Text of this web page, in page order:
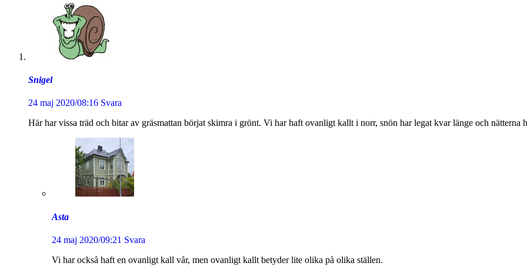
Snigel
24 maj 2020/08:16 Svara
Här har vissa träd och bitar av gräsmattan börjat skimra i grönt. Vi har haft ovanligt kallt i norr, snön har legat kvar länge och nätterna
Asta
24 maj 2020/09:21 Svara
Vi har också haft en ovanligt kall vår, men ovanligt kallt betyder lite olika på olika ställen.